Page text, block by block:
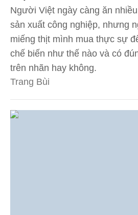
Người Việt ngày càng ăn
sản xuất công nghiệp, nhưng
miếng thịt mình mua thực sự
chế biến như thế nào và có
trên nhãn hay không.
Trang Bùi